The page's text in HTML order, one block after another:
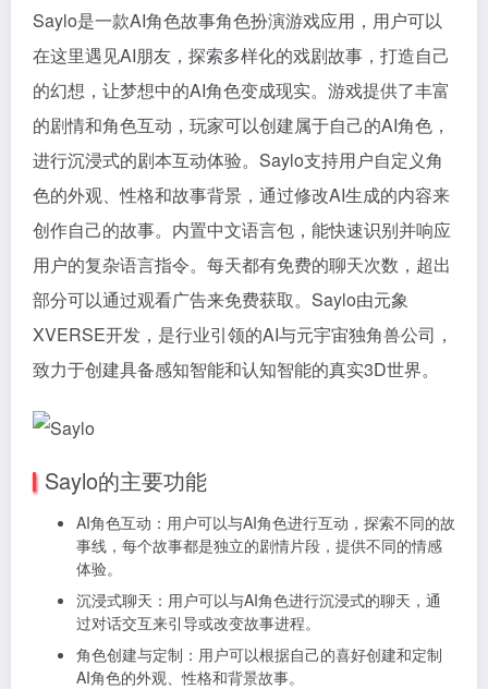
Saylo是一款AI角色故事角色扮演游戏应用，用户可以
在这里遇见AI朋友，探索多样化的戏剧故事，打造自己
的幻想，让梦想中的AI角色变成现实。游戏提供了丰富
的剧情和角色互动，玩家可以创建属于自己的AI角色，
进行沉浸式的剧本互动体验。Saylo支持用户自定义角
色的外观、性格和故事背景，通过修改AI生成的内容来
创作自己的故事。内置中文语言包，能快速识别并响应
用户的复杂语言指令。每天都有免费的聊天次数，超出
部分可以通过观看广告来免费获取。Saylo由元象
XVERSE开发，是行业引领的AI与元宇宙独角兽公司，
致力于创建具备感知智能和认知智能的真实3D世界。
Saylo的主要功能
AI角色互动：用户可以与AI角色进行互动，探索不同的故
事线，每个故事都是独立的剧情片段，提供不同的情感
体验。
沉浸式聊天：用户可以与AI角色进行沉浸式的聊天，通
过对话交互来引导或改变故事进程。
角色创建与定制：用户可以根据自己的喜好创建和定制
AI角色的外观、性格和背景故事。